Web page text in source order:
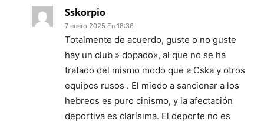
Sskorpio
7 enero 2025 En 18:36
Totalmente de acuerdo, guste o no guste
hay un club » dopado», al que no se ha
tratado del mismo modo que a Cska y otros
equipos rusos . El miedo a sancionar a los
hebreos es puro cinismo, y la afectación
deportiva es clarísima. El deporte no es